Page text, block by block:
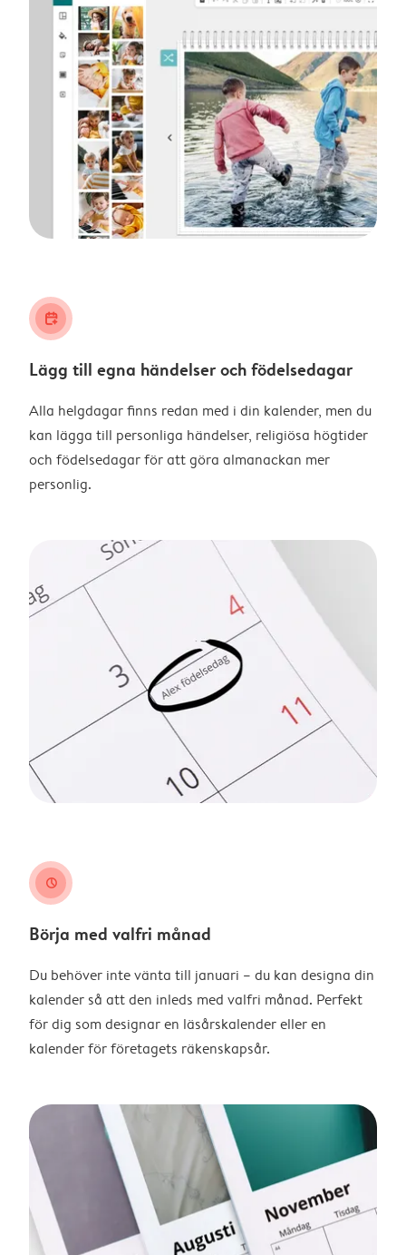
calendar_plus
Lägg till egna händelser och födelsedagar
Alla helgdagar finns redan med i din kalender, men du
kan lägga till personliga händelser, religiösa högtider
och födelsedagar för att göra almanackan mer
personlig.
clock
Börja med valfri månad
Du behöver inte vänta till januari – du kan designa din
kalender så att den inleds med valfri månad. Perfekt
för dig som designar en läsårskalender eller en
kalender för företagets räkenskapsår.